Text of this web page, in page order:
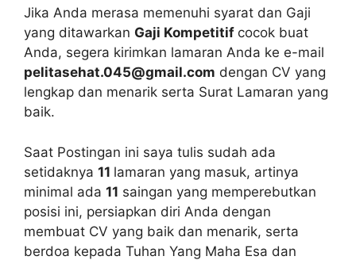
Jika Anda merasa memenuhi syarat dan Gaji
yang ditawarkan Gaji Kompetitif cocok buat
Anda, segera kirimkan lamaran Anda ke e-mail
pelitasehat.045@gmail.com dengan CV yang
lengkap dan menarik serta Surat Lamaran yang
baik.
Saat Postingan ini saya tulis sudah ada
setidaknya 11 lamaran yang masuk, artinya
minimal ada 11 saingan yang memperebutkan
posisi ini, persiapkan diri Anda dengan
membuat CV yang baik dan menarik, serta
berdoa kepada Tuhan Yang Maha Esa dan